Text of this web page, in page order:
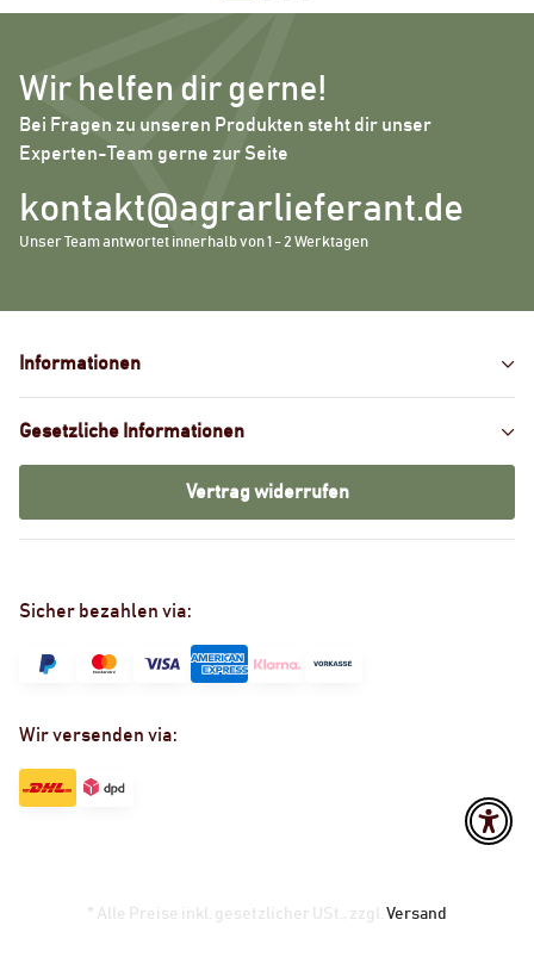
Wir helfen dir gerne!
Bei Fragen zu unseren Produkten steht dir unser
Experten-Team gerne zur Seite
kontakt@agrarlieferant.de
Unser Team antwortet innerhalb von 1 - 2 Werktagen
Informationen
Gesetzliche Informationen
Vertrag widerrufen
Sicher bezahlen via:
Wir versenden via:
* Alle Preise inkl. gesetzlicher USt., zzgl. Versand